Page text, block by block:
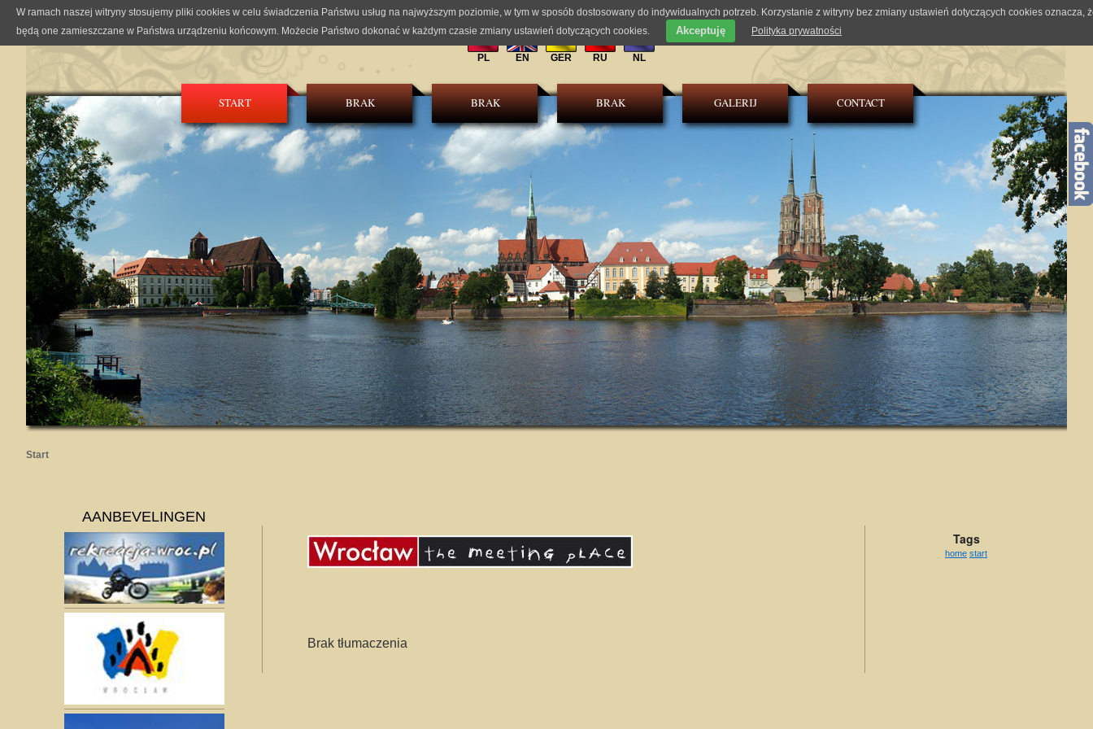
PL EN GER RU NL
START BRAK BRAK BRAK GALERIJ CONTACT
Start
AANBEVELINGEN
Brak tłumaczenia
Tags
home start
W ramach naszej witryny stosujemy pliki cookies w celu świadczenia Państwu usług na najwyższym poziomie, w tym w sposób dostosowany do indywidualnych potrzeb. Korzystanie z witryny bez zmiany ustawień dotyczących cookies oznacza,
będą one zamieszczane w Państwa urządzeniu końcowym. Możecie Państwo dokonać w każdym czasie zmiany ustawień dotyczących cookies.
Akceptuję Polityka prywatności